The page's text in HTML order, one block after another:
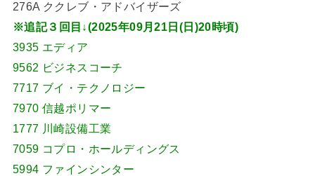
276A ククレブ・アドバイザーズ
※追記３回目↓(2025年09月21日(日)20時頃)
3935 エディア
9562 ビジネスコーチ
7717 ブイ・テクノロジー
7970 信越ポリマー
1777 川崎設備工業
7059 コプロ・ホールディングス
5994 ファインシンター